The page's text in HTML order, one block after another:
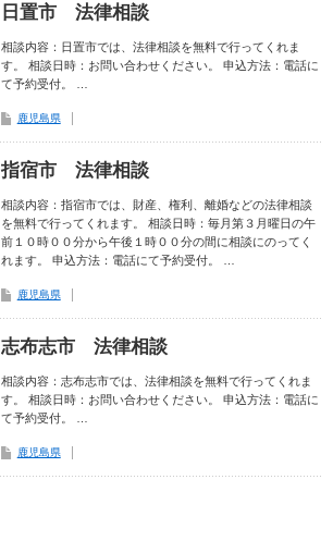
日置市 法律相談
相談内容：日置市では、法律相談を無料で行ってくれま
す。 相談日時：お問い合わせください。 申込方法：電話に
て予約受付。 …
鹿児島県
指宿市 法律相談
相談内容：指宿市では、財産、権利、離婚などの法律相談
を無料で行ってくれます。 相談日時：毎月第３月曜日の午
前１０時００分から午後１時００分の間に相談にのってく
れます。 申込方法：電話にて予約受付。 …
鹿児島県
志布志市 法律相談
相談内容：志布志市では、法律相談を無料で行ってくれま
す。 相談日時：お問い合わせください。 申込方法：電話に
て予約受付。 …
鹿児島県